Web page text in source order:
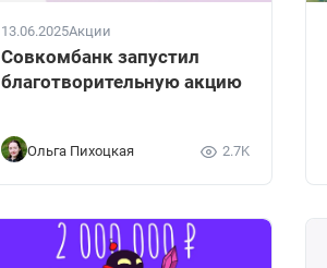
13.06.2025Акции
Совкомбанк запустил
благотворительную акцию
Ольга Пихоцкая 2.7K